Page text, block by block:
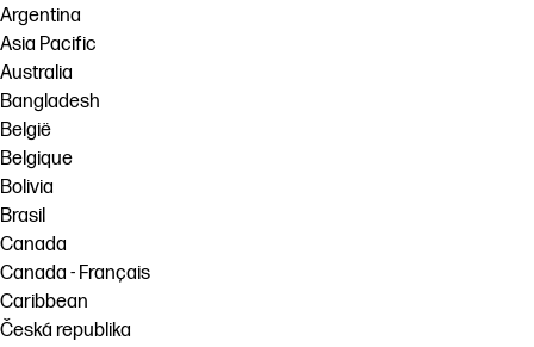
Argentina
Asia Pacific
Australia
Bangladesh
België
Belgique
Bolivia
Brasil
Canada
Canada - Français
Caribbean
Česká republika